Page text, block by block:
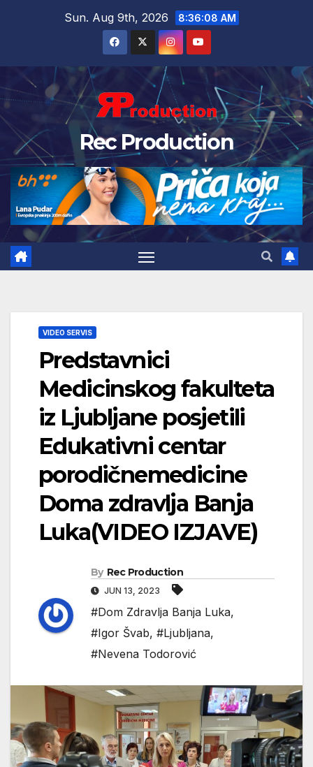
Sun. Aug 9th, 2026 8:36:09 AM
Rec Production
VIDEO SERVIS
Predstavnici
Medicinskog fakulteta
iz Ljubljane posjetili
Edukativni centar
porodičnemedicine
Doma zdravlja Banja
Luka(VIDEO IZJAVE)
By Rec Production
JUN 13, 2023
#Dom Zdravlja Banja Luka,
#Igor Švab, #Ljubljana,
#Nevena Todorović